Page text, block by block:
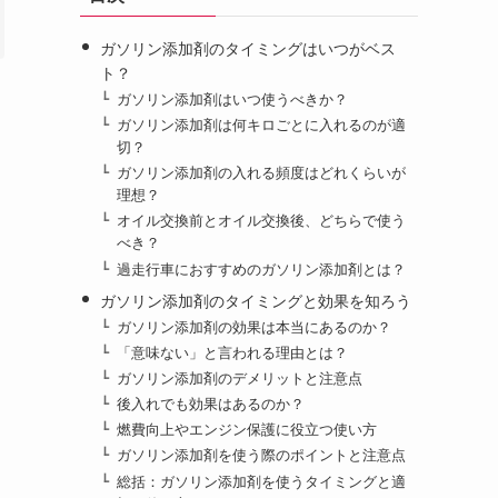
ガソリン添加剤のタイミングはいつがベス
ト？
ガソリン添加剤はいつ使うべきか？
ガソリン添加剤は何キロごとに入れるのが適
切？
ガソリン添加剤の入れる頻度はどれくらいが
理想？
オイル交換前とオイル交換後、どちらで使う
べき？
過走行車におすすめのガソリン添加剤とは？
ガソリン添加剤のタイミングと効果を知ろう
ガソリン添加剤の効果は本当にあるのか？
「意味ない」と言われる理由とは？
ガソリン添加剤のデメリットと注意点
後入れでも効果はあるのか？
燃費向上やエンジン保護に役立つ使い方
ガソリン添加剤を使う際のポイントと注意点
総括：ガソリン添加剤を使うタイミングと適